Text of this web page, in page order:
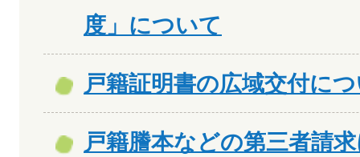
度」について
戸籍証明書の広域交付に
戸籍謄本などの第三者請